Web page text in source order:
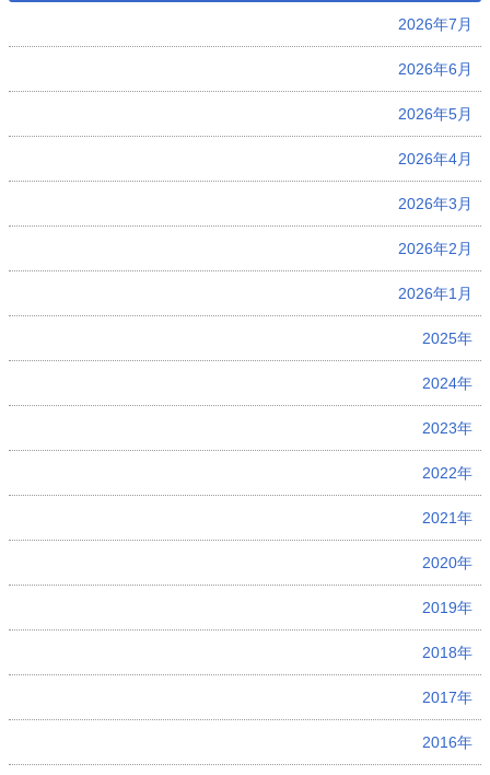
2026年7月
2026年6月
2026年5月
2026年4月
2026年3月
2026年2月
2026年1月
2025年
2024年
2023年
2022年
2021年
2020年
2019年
2018年
2017年
2016年